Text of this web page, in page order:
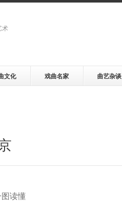
术
文化 戏曲名家 曲艺杂谈
读懂